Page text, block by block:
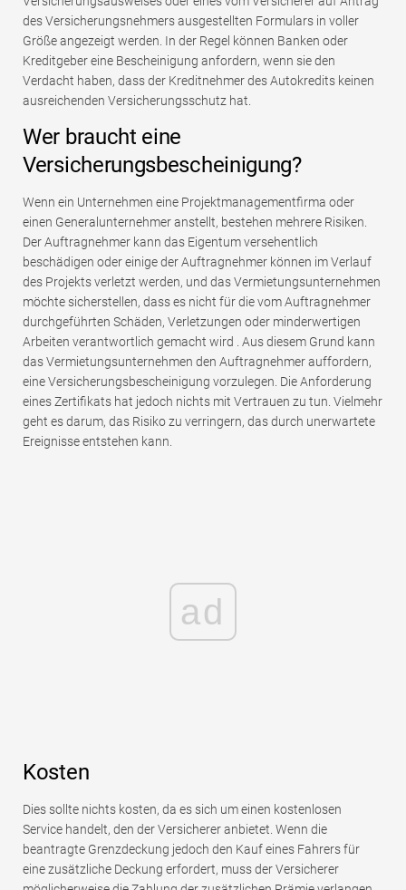
des Versicherungsnehmers ausgestellten Formulars in voller
Größe angezeigt werden. In der Regel können Banken oder
Kreditgeber eine Bescheinigung anfordern, wenn sie den
Verdacht haben, dass der Kreditnehmer des Autokredits keinen
ausreichenden Versicherungsschutz hat.
Wer braucht eine
Versicherungsbescheinigung?
Wenn ein Unternehmen eine Projektmanagementfirma oder
einen Generalunternehmer anstellt, bestehen mehrere Risiken.
Der Auftragnehmer kann das Eigentum versehentlich
beschädigen oder einige der Auftragnehmer können im Verlauf
des Projekts verletzt werden, und das Vermietungsunternehmen
möchte sicherstellen, dass es nicht für die vom Auftragnehmer
durchgeführten Schäden, Verletzungen oder minderwertigen
Arbeiten verantwortlich gemacht wird . Aus diesem Grund kann
das Vermietungsunternehmen den Auftragnehmer auffordern,
eine Versicherungsbescheinigung vorzulegen. Die Anforderung
eines Zertifikats hat jedoch nichts mit Vertrauen zu tun. Vielmehr
geht es darum, das Risiko zu verringern, das durch unerwartete
Ereignisse entstehen kann.
ad
Kosten
Dies sollte nichts kosten, da es sich um einen kostenlosen
Service handelt, den der Versicherer anbietet. Wenn die
beantragte Grenzdeckung jedoch den Kauf eines Fahrers für
eine zusätzliche Deckung erfordert, muss der Versicherer